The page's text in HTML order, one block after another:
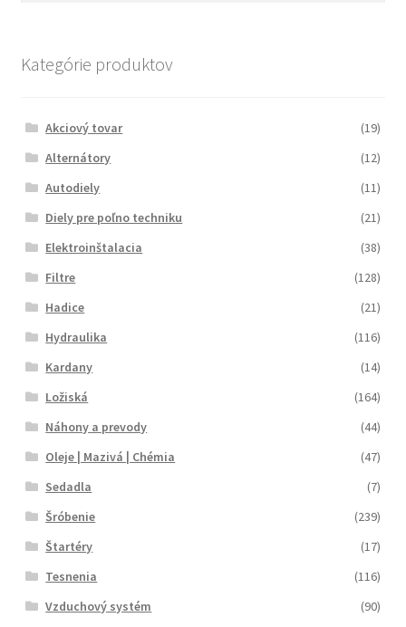
Kategórie produktov
Akciový tovar
(19)
Alternátory
(12)
Autodiely
(11)
Diely pre poľno techniku
(21)
Elektroinštalacia
(38)
Filtre
(128)
Hadice
(21)
Hydraulika
(116)
Kardany
(14)
Ložiská
(164)
Náhony a prevody
(44)
Oleje | Mazivá | Chémia
(47)
Sedadla
(7)
Šróbenie
(239)
Štartéry
(17)
Tesnenia
(116)
Vzduchový systém
(90)